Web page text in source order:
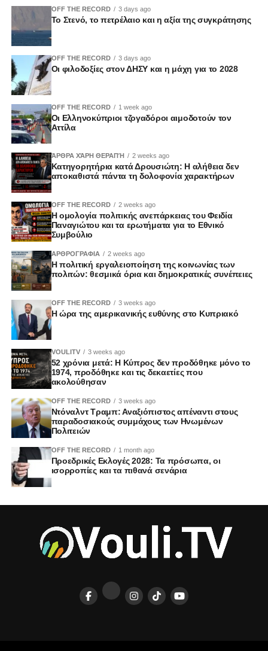
OFF THE RECORD 3 days ago
Το Στενό, το πετρέλαιο και η αξία της συγκράτησης
OFF THE RECORD 3 days ago
Οι φιλοδοξίες στον ΔΗΣΥ και η μάχη για το 2028
OFF THE RECORD 1 week ago
Οι Ελληνοκύπριοι τζογαδόροι αιμοδοτούν τον
Αττίλα
ΆΡΘΡΑ ΧΆΡΗ ΘΕΡΑΠΉ 2 weeks ago
Κατηγορητήρια κατά Δρουσιώτη: Η αλήθεια δεν
αποκαθιστά πάντα τη δολοφονία χαρακτήρων
OFF THE RECORD 2 weeks ago
Η ομολογία πολιτικής ανεπάρκειας του Φειδία
Παναγιώτου και τα ερωτήματα για το Εθνικό
Συμβούλιο
ΑΡΘΡΟΓΡΑΦΙΑ 2 weeks ago
Η πολιτική εργαλειοποίηση της κοινωνίας των
πολιτών: θεσμικά όρια και δημοκρατικές συνέπειες
OFF THE RECORD 3 weeks ago
Η ώρα της αμερικανικής ευθύνης στο Κυπριακό
VOULITV 3 weeks ago
52 χρόνια μετά: Η Κύπρος δεν προδόθηκε μόνο το
1974, προδόθηκε και τις δεκαετίες που
ακολούθησαν
OFF THE RECORD 3 weeks ago
Ντόναλντ Τραμπ: Αναξιόπιστος απέναντι στους
παραδοσιακούς συμμάχους των Ηνωμένων
Πολιτειών
OFF THE RECORD 1 month ago
Προεδρικές Εκλογές 2028: Τα πρόσωπα, οι
ισορροπίες και τα πιθανά σενάρια